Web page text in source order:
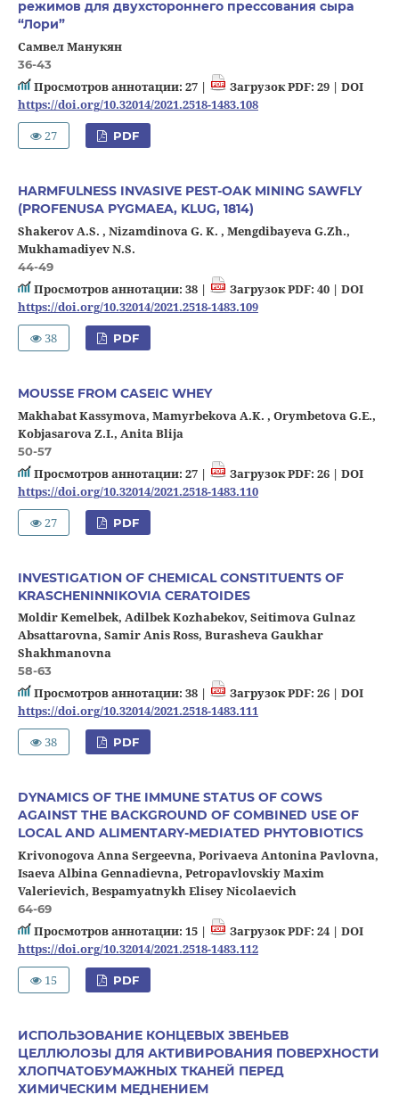
режимов для двухстороннего прессования сыра
“Лори”
Самвел Манукян
36-43
Просмотров аннотации: 27 | Загрузок PDF: 29 | DOI
https://doi.org/10.32014/2021.2518-1483.108
27
PDF
HARMFULNESS INVASIVE PEST-OAK MINING SAWFLY
(PROFENUSA PYGMAEA, KLUG, 1814)
Shakerov A.S. , Nizamdinova G. K. , Mengdibayeva G.Zh.,
Mukhamadiyev N.S.
44-49
Просмотров аннотации: 38 | Загрузок PDF: 40 | DOI
https://doi.org/10.32014/2021.2518-1483.109
38
PDF
MOUSSE FROM CASEIC WHEY
Makhabat Kassymova, Mamyrbekova A.K. , Orymbetova G.E.,
Kobjasarova Z.I., Anita Blija
50-57
Просмотров аннотации: 27 | Загрузок PDF: 26 | DOI
https://doi.org/10.32014/2021.2518-1483.110
27
PDF
INVESTIGATION OF CHEMICAL CONSTITUENTS OF
KRASCHENINNIKOVIA CERATOIDES
Moldir Kemelbek, Adilbek Kozhabekov, Seitimova Gulnaz
Absattarovna, Samir Anis Ross, Burasheva Gaukhar
Shakhmanovna
58-63
Просмотров аннотации: 38 | Загрузок PDF: 26 | DOI
https://doi.org/10.32014/2021.2518-1483.111
38
PDF
DYNAMICS OF THE IMMUNE STATUS OF COWS
AGAINST THE BACKGROUND OF COMBINED USE OF
LOCAL AND ALIMENTARY-MEDIATED PHYTOBIOTICS
Krivonogova Anna Sergeevna, Porivaeva Antonina Pavlovna,
Isaeva Albina Gennadievna, Petropavlovskiy Maxim
Valerievich, Bespamyatnykh Elisey Nicolaevich
64-69
Просмотров аннотации: 15 | Загрузок PDF: 24 | DOI
https://doi.org/10.32014/2021.2518-1483.112
15
PDF
ИСПОЛЬЗОВАНИЕ КОНЦЕВЫХ ЗВЕНЬЕВ
ЦЕЛЛЮЛОЗЫ ДЛЯ АКТИВИРОВАНИЯ ПОВЕРХНОСТИ
ХЛОПЧАТОБУМАЖНЫХ ТКАНЕЙ ПЕРЕД
ХИМИЧЕСКИМ МЕДНЕНИЕМ